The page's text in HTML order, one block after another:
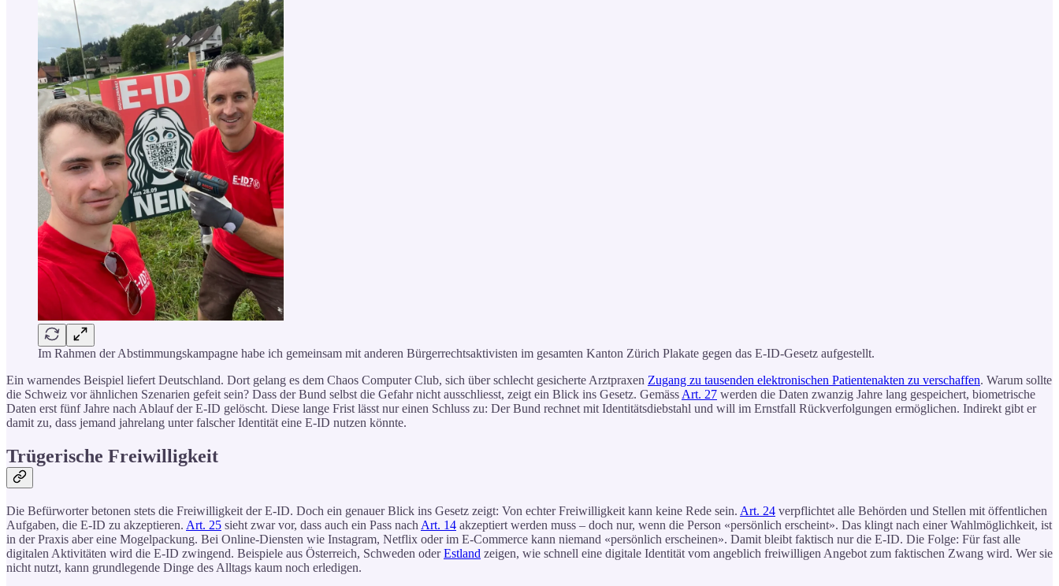
Im Rahmen der Abstimmungskampagne habe ich gemeinsam mit anderen Bürgerrechtsaktivisten im gesamten Kanton Zürich Plakate gegen das E-ID-Gesetz aufgestellt.
Ein warnendes Beispiel liefert Deutschland. Dort gelang es dem Chaos Computer Club, sich über schlecht gesicherte Arztpraxen Zugang zu tausenden elektronischen Patientenakten zu verschaffen. Warum sollte
die Schweiz vor ähnlichen Szenarien gefeit sein? Dass der Bund selbst die Gefahr nicht ausschliesst, zeigt ein Blick ins Gesetz. Gemäss Art. 27 werden die Daten zwanzig Jahre lang gespeichert, biometrische
Daten erst fünf Jahre nach Ablauf der E-ID gelöscht. Diese lange Frist lässt nur einen Schluss zu: Der Bund rechnet mit Identitätsdiebstahl und will im Ernstfall Rückverfolgungen ermöglichen. Indirekt gibt er
damit zu, dass jemand jahrelang unter falscher Identität eine E-ID nutzen könnte.
Trügerische Freiwilligkeit
Die Befürworter betonen stets die Freiwilligkeit der E-ID. Doch ein genauer Blick ins Gesetz zeigt: Von echter Freiwilligkeit kann keine Rede sein. Art. 24 verpflichtet alle Behörden und Stellen mit öffentlichen
Aufgaben, die E-ID zu akzeptieren. Art. 25 sieht zwar vor, dass auch ein Pass nach Art. 14 akzeptiert werden muss – doch nur, wenn die Person «persönlich erscheint». Das klingt nach einer Wahlmöglichkeit, ist
in der Praxis aber eine Mogelpackung. Bei Online-Diensten wie Instagram, Netflix oder im E-Commerce kann niemand «persönlich erscheinen». Damit bleibt faktisch nur die E-ID. Die Folge: Für fast alle
digitalen Aktivitäten wird die E-ID zwingend. Beispiele aus Österreich, Schweden oderEstland zeigen, wie schnell eine digitale Identität vom angeblich freiwilligen Angebot zum faktischen Zwang wird. Wer sie
nicht nutzt, kann grundlegende Dinge des Alltags kaum noch erledigen.